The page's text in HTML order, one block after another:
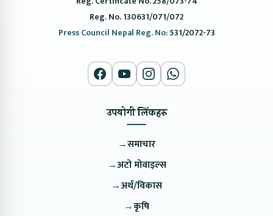
Reg. No. 130631/071/072
Press Council Nepal Reg. No:531/2072-73
उपयोगी लिंकहरु
→समाचार
→अटो मोवाइल्स
→अर्थ/विकास
→कृषि